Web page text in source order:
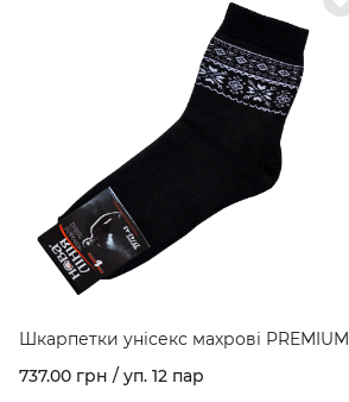
Шкарпетки унісекс махрові PREMIUM
737.00 грн / уп. 12 пар